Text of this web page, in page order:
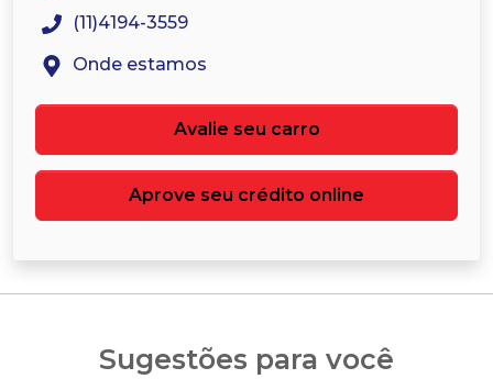
(11)4194-3559
Onde estamos
Avalie seu carro
Aprove seu crédito online
Sugestões para você